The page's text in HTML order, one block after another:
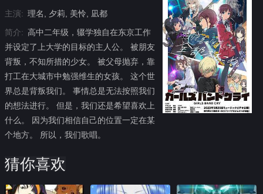
主演: 理名, 夕莉, 美怜, 凪都
简介: 高中二年级，辍学独自在东京工作
并设定了上大学的目标的主人公。 被朋友
背叛，不知所措的少女。 被父母抛弃，靠
打工在大城市中勉强维生的女孩。 这个世
界总是背叛我们。 事情总是无法按照我们
的想法进行。 但是，我们还是希望喜欢上
什么。 因为我们相信自己的位置一定在某
个地方。 所以，我们歌唱。
猜你喜欢